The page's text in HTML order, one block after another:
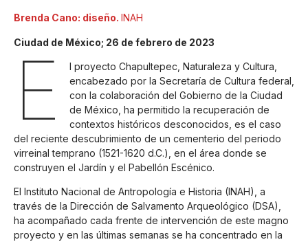
Brenda Cano: diseño. INAH
Ciudad de México; 26 de febrero de 2023
E
l proyecto Chapultepec, Naturaleza y Cultura,
encabezado por la Secretaría de Cultura federal,
con la colaboración del Gobierno de la Ciudad
de México, ha permitido la recuperación de
contextos históricos desconocidos, es el caso
del reciente descubrimiento de un cementerio del periodo
virreinal temprano (1521-1620 d.C.), en el área donde se
construyen el Jardín y el Pabellón Escénico.
El Instituto Nacional de Antropología e Historia (INAH), a
través de la Dirección de Salvamento Arqueológico (DSA),
ha acompañado cada frente de intervención de este magno
proyecto y en las últimas semanas se ha concentrado en la